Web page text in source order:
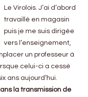
Le Virolois. J’ai d’abord
travaillé en magasin
puis je me suis dirigée
vers l’enseignement,
un professeur à
celui-ci a cessé
ans aujourd’hui.
la transmission de